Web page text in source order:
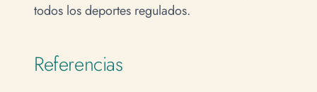
todos los deportes regulados.
Referencias